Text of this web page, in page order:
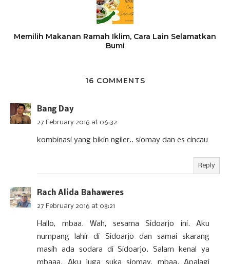
Memilih Makanan Ramah Iklim, Cara Lain Selamatkan
Bumi
16 COMMENTS
Bang Day
27 February 2016 at 06:32
kombinasi yang bikin ngiler.. siomay dan es cincau
Reply
Rach Alida Bahaweres
27 February 2016 at 08:21
Hallo, mbaa. Wah, sesama Sidoarjo ini. Aku
numpang lahir di Sidoarjo dan samai skarang
masih ada sodara di Sidoarjo. Salam kenal ya